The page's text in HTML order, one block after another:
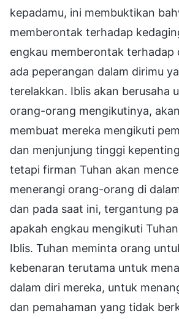
kepadamu, ini membuktikan
memberontak terhadap
engkau memberontak terhadap
ada peperangan dalam dirimu
terelakkan. Iblis akan berusaha
orang-orang mengikutinya,
membuat mereka mengikuti
dan menjunjung tinggi
tetapi firman Tuhan akan
menerangi orang-orang di
dan pada saat ini, tergantung
apakah engkau mengikuti
Iblis. Tuhan meminta orang
kebenaran terutama untuk
dalam diri mereka, untuk
dan pemahaman yang tidak